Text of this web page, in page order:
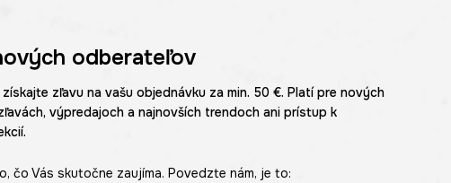
odberateľov
zľavu na vašu objednávku za min. 50 €. Platí pre nových
výpredajoch a najnovších trendoch ani prístup k
čo Vás skutočne zaujíma. Povedzte nám, je to: